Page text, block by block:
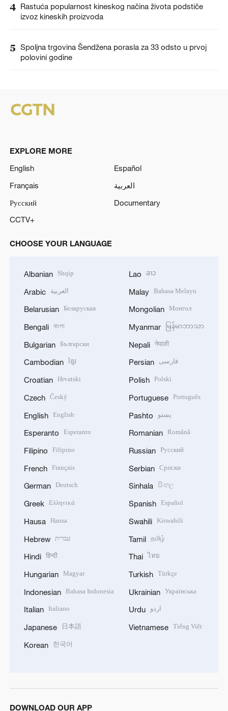
4 Rastuća popularnost kineskog načina života podstiče
izvoz kineskih proizvoda
5 Spoljna trgovina Šendžena porasla za 33 odsto u prvoj
polovini godine
EXPLORE MORE
English
Español
Français
العربية
Русский
Documentary
CCTV+
CHOOSE YOUR LANGUAGE
Albanian Shqip
Arabic العربية
Belarusian Беларуская
Bengali বাংলা
Bulgarian Български
Cambodian ខ្មែរ
Croatian Hrvatski
Czech Český
English English
Esperanto Esperanto
Filipino Filipino
French Français
German Deutsch
Greek Ελληνικά
Hausa Hausa
Hebrew עברית
Hindi हिन्दी
Hungarian Magyar
Indonesian Bahasa Indonesia
Italian Italiano
Japanese 日本語
Korean 한국어
Lao ລາວ
Malay Bahasa Melayu
Mongolian Монгол
Myanmar မြန်မာဘာသာ
Nepali नेपाली
Persian فارسی
Polish Polski
Portuguese Português
Pashto پښتو
Romanian Română
Russian Русский
Serbian Српски
Sinhala සිංහල
Spanish Español
Swahili Kiswahili
Tamil தமிழ்
Thai ไทย
Turkish Türkçe
Ukrainian Українська
Urdu اردو
Vietnamese Tiếng Việt
DOWNLOAD OUR APP